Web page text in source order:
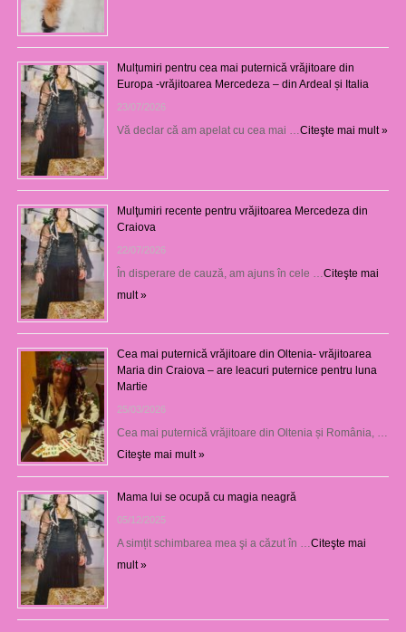
Mulțumiri pentru cea mai puternică vrăjitoare din
Europa -vrăjitoarea Mercedeza – din Ardeal și Italia
23/07/2026
Vă declar că am apelat cu cea mai … Citeşte mai mult »
Mulţumiri recente pentru vrăjitoarea Mercedeza din
Craiova
22/07/2026
În disperare de cauză, am ajuns în cele … Citeşte mai
mult »
Cea mai puternică vrăjitoare din Oltenia- vrăjitoarea
Maria din Craiova – are leacuri puternice pentru luna
Martie
25/03/2026
Cea mai puternică vrăjitoare din Oltenia și România, …
Citeşte mai mult »
Mama lui se ocupă cu magia neagră
05/12/2025
A simțit schimbarea mea şi a căzut în … Citeşte mai
mult »